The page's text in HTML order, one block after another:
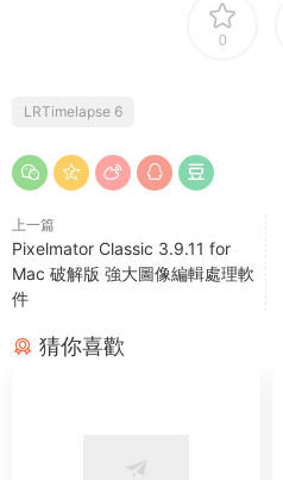
0
LRTimelapse 6
上一篇
Pixelmator Classic 3.9.11 for
Mac 破解版 強大圖像編輯處理軟
件
猜你喜歡